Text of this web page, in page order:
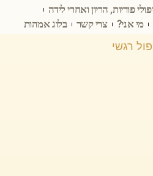
פוריות, הריון ואחרי לידה
מי אני? צרי קשר בלוג אמהות